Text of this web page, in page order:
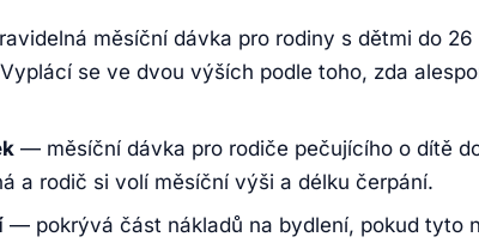
měsíční dávka pro rodiny s dětmi do 26
se ve dvou výších podle toho, zda
— měsíční dávka pro rodiče pečujícího o dítě
a rodič si volí měsíční výši a délku čerpání.
— pokrývá část nákladů na bydlení, pokud tyto